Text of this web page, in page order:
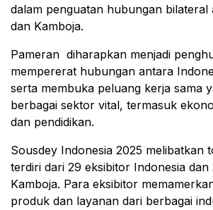
dalam penguatan hubungan bilateral
dan Kamboja.
Pameran diharapkan menjadi
mempererat hubungan antara
serta membuka peluang kerja sama
berbagai sektor vital, termasuk
dan pendidikan.
Sousdey Indonesia 2025 melibatkan
terdiri dari 29 eksibitor Indonesia
Kamboja. Para eksibitor
produk dan layanan dari berbagai